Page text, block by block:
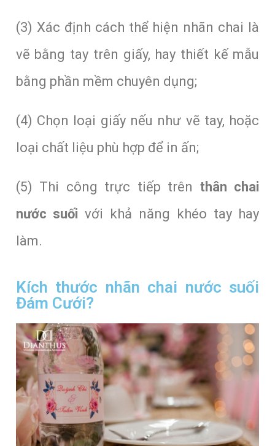
(3) Xác định cách thể hiện nhãn chai là
vẽ bằng tay trên giấy, hay thiết kế mẫu
bằng phần mềm chuyên dụng;
(4) Chọn loại giấy nếu như vẽ tay, hoặc
loại chất liệu phù hợp để in ấn;
(5) Thi công trực tiếp trên thân chai
nước suốivới khả năng khéo tay hay
làm.
Kích thước nhãn chai nước suối
Đám Cưới?